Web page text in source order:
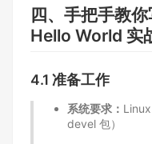
四、手把手教
Hello World 实
4.1 准备工作​
系统要求：
devel 包）​